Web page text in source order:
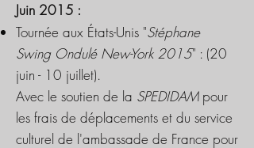
Juin 2015 :
Tournée aux États-Unis "Stéphane
Swing Ondulé New-York 2015" : (20
juin - 10 juillet).
Avec le soutien de la SPEDIDAM pour
les frais de déplacements et du service
culturel de l'ambassade de France pour